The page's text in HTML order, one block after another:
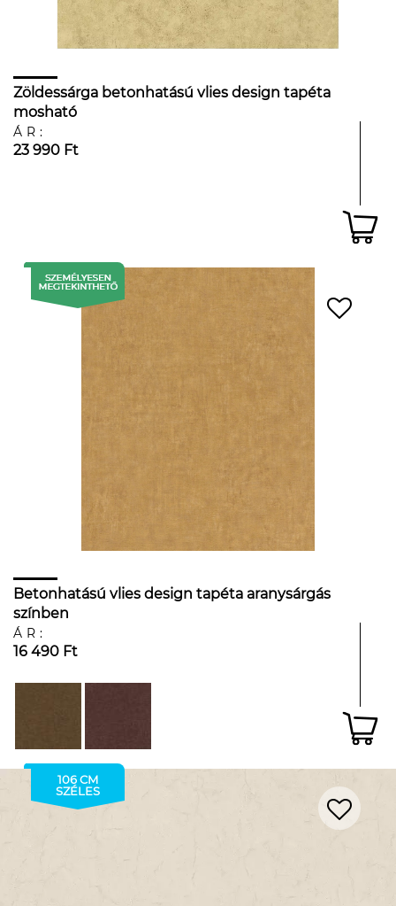
Zöldessárga betonhatású vlies design tapéta
mosható
ÁR:
23 990 Ft
Betonhatású vlies design tapéta aranysárgás
színben
ÁR:
16 490 Ft
106 CM
SZÉLES